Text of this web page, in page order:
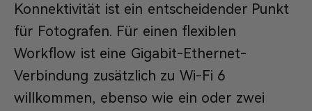
Konnektivität ist ein entscheidender Punkt
für Fotografen. Für einen flexiblen
Workflow ist eine Gigabit-Ethernet-
Verbindung zusätzlich zu Wi-Fi 6
willkommen, ebenso wie ein oder zwei